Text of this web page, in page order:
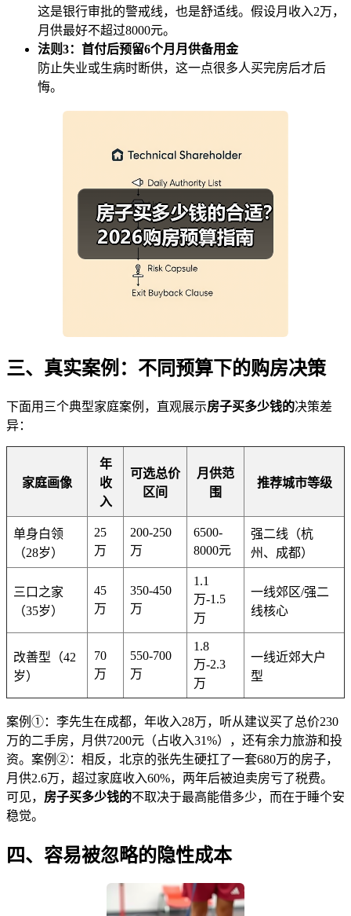
这是银行审批的警戒线，也是舒适线。假设月收入2万，
月供最好不超过8000元。
法则3：首付后预留6个月月供备用金
防止失业或生病时断供，这一点很多人买完房后才后
悔。
三、真实案例：不同预算下的购房决策
下面用三个典型家庭案例，直观展示房子买多少钱的决策差
异：
家庭画像
年
收
入
可选总价
区间
月供范
围
推荐城市等级
单身白领
（28岁）
25
万
200-250
万
6500-
8000元
强二线（杭
州、成都）
三口之家
（35岁）
45
万
350-450
万
1.1
万-1.5
万
一线郊区/强二
线核心
改善型（42
岁）
70
万
550-700
万
1.8
万-2.3
万
一线近郊大户
型
案例①：李先生在成都，年收入28万，听从建议买了总价230
万的二手房，月供7200元（占收入31%），还有余力旅游和投
资。案例②：相反，北京的张先生硬扛了一套680万的房子，
月供2.6万，超过家庭收入60%，两年后被迫卖房亏了税费。
可见， 房子买多少钱的不取决于最高能借多少，而在于睡个安
稳觉。
四、容易被忽略的隐性成本